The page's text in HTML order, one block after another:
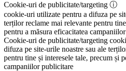
Cookie-uri de publicitate/targeting ⓘ
cookie-uri utilizate pentru a difuza pe
terților reclame mai relevante pentru
pentru a măsura eficacitatea
Cookie-uri de publicitate/targeting
difuza pe site-urile noastre sau ale
pentru tine și interesele tale, precum și
campaniilor publicitare